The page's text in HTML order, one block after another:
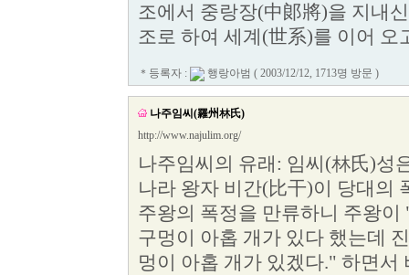
조에서 중랑장(中郞將)을 지내
조로 하여 세계(世系)를 이어 오
＊등록자 : 행랑아범 ( 2003/12/12, 1713명 방문 )
나주임씨(羅州林氏)
http://www.najulim.org/
나주임씨의 유래: 임씨(林氏)성
나라 왕자 비간(比干)이 당대의
주왕의 폭정을 만류하니 주왕
구멍이 아홉 개가 있다 했는데
멍이 아홉 개가 있겠다." 하면서